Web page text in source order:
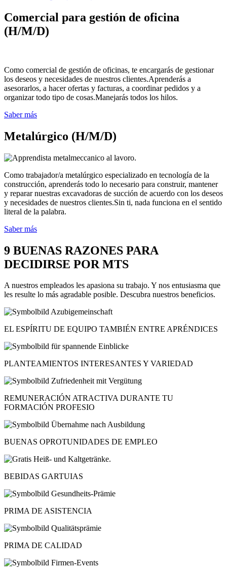
Comercial para gestión de oficina
(H/M/D)
Como comercial de gestión de oficinas, te encargarás de gestionar
los deseos y necesidades de nuestros clientes.Aprenderás a
asesorarlos, a hacer ofertas y facturas, a coordinar pedidos y a
organizar todo tipo de cosas.Manejarás todos los hilos.
Saber más
Metalúrgico (H/M/D)
Como trabajador/a metalúrgico especializado en tecnología de la
construcción, aprenderás todo lo necesario para construir, mantener
y reparar nuestras excavadoras de succión de acuerdo con los deseos
y necesidades de nuestros clientes.Sin ti, nada funciona en el sentido
literal de la palabra.
Saber más
9 BUENAS RAZONES PARA
DECIDIRSE POR MTS
A nuestros empleados les apasiona su trabajo. Y nos entusiasma que
les resulte lo más agradable posible. Descubra nuestros beneficios.
EL ESPÍRITU DE EQUIPO TAMBIÉN ENTRE APRÉNDICES
PLANTEAMIENTOS INTERESANTES Y VARIEDAD
REMUNERACIÓN ATRACTIVA DURANTE TU
FORMACIÓN PROFESIO
BUENAS OPROTUNIDADES DE EMPLEO
BEBIDAS GARTUIAS
PRIMA DE ASISTENCIA
PRIMA DE CALIDAD